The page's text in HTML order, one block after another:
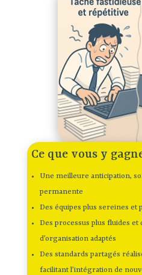
Ce que vous y
Une meilleure anticipation,
permanente
Des équipes plus sereines et
Des processus plus fluides et
d’organisation adaptés
Des standards partagés
facilitant l’intégration de